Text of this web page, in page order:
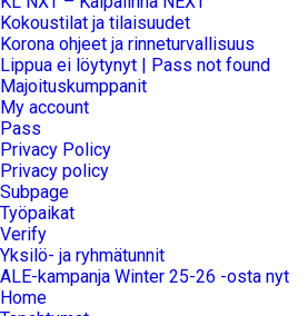
Kokoustilat ja tilaisuudet
Korona ohjeet ja rinneturvallisuus
Lippua ei löytynyt | Pass not found
Majoituskumppanit
My account
Pass
Privacy Policy
Privacy policy
Subpage
Työpaikat
Verify
Yksilö- ja ryhmätunnit
ALE-kampanja Winter 25-26 -osta nyt
Home